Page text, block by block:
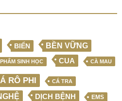
BIỂN BỀN VỮNG
SINH HỌC CUA CÀ MAU
RÔ PHI CÁ TRA
DỊCH BỆNH EMS